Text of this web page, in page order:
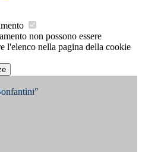
non possono essere
l'elenco nella pagina della cookie